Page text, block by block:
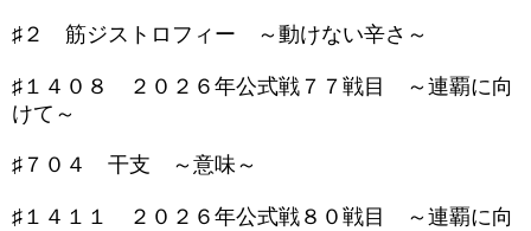
♯２ 筋ジストロフィー ～動けない辛さ～
♯１４０８ ２０２６年公式戦７７戦目 ～連覇に向
けて～
♯７０４ 干支 ～意味～
♯１４１１ ２０２６年公式戦８０戦目 ～連覇に向